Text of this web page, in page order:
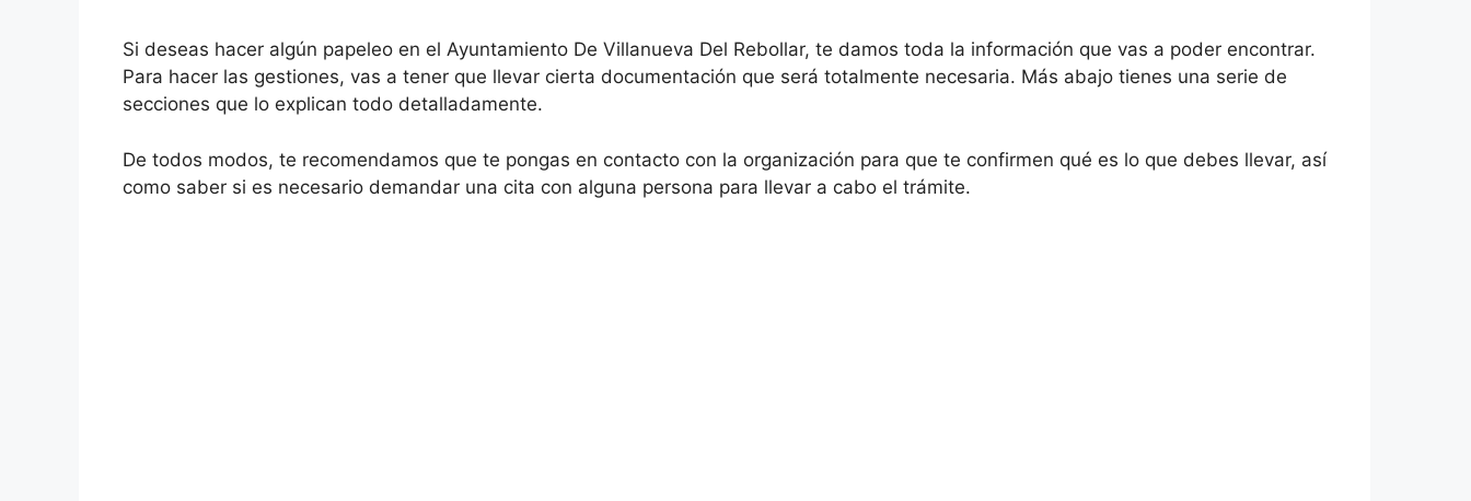
Si deseas hacer algún papeleo en el Ayuntamiento De Villanueva Del Rebollar, te damos toda la información que vas a poder encontrar.
Para hacer las gestiones, vas a tener que llevar cierta documentación que será totalmente necesaria. Más abajo tienes una serie de
secciones que lo explican todo detalladamente.
De todos modos, te recomendamos que te pongas en contacto con la organización para que te confirmen qué es lo que debes llevar, así
como saber si es necesario demandar una cita con alguna persona para llevar a cabo el trámite.